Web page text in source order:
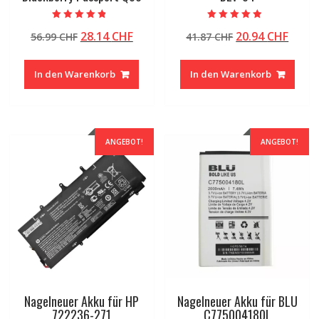
4.50
von 5
56.99CHF Ursprünglicher
war:
56.99 CHF
28.14CHFAktueller
In den Warenkorb
4.50
von 5
41.87CHF Ursprünglicher
war:
41.87 CHF
20.94CHF
In den Warenkorb
ANGEBOT!
Nagelneuer Akku für HP
722236-271
ANGEBOT!
Nagelneuer Akku für BLU
C775004180L